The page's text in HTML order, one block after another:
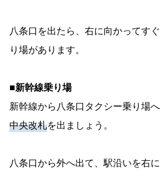
八条口を出たら、右に向かってす
り場があります。
■新幹線乗り場
新幹線から八条口タクシー乗り場へ
中央改札を出ましょう。
八条口から外へ出て、駅沿いを右に